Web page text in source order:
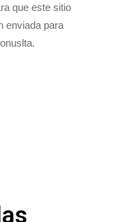
que este sitio
enviada para